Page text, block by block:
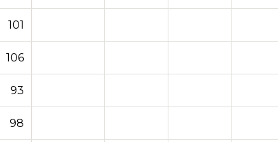
101
106
93
98